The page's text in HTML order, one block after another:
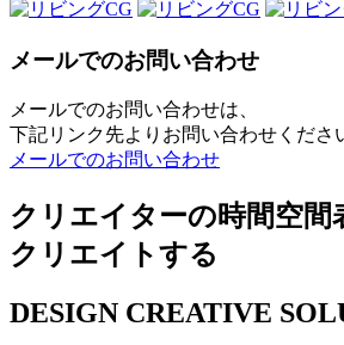
メールでのお問い合わせ
メールでのお問い合わせは、
下記リンク先よりお問い合わせくださ
メールでのお問い合わせ
クリエイターの時間空間
クリエイトする
DESIGN CREATIVE